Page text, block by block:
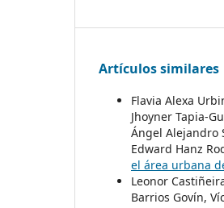
Artículos similares
Flavia Alexa
Jhoyner Tapia-
Ángel Alejandro
Edward Hanz
el área urbana
Leonor
Barrios Govín,